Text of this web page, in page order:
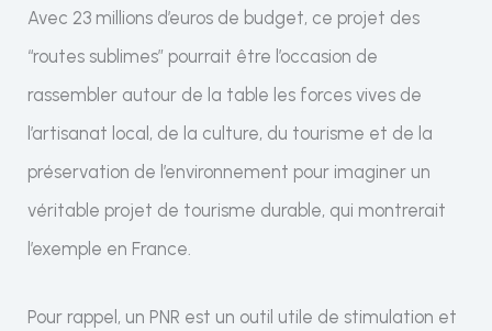
Avec 23 millions d’euros de budget, ce projet des
“routes sublimes” pourrait être l’occasion de
rassembler autour de la table les forces vives de
l’artisanat local, de la culture, du tourisme et de la
préservation de l’environnement pour imaginer un
véritable projet de tourisme durable, qui montrerait
l’exemple en France.
Pour rappel, un PNR est un outil utile de stimulation et